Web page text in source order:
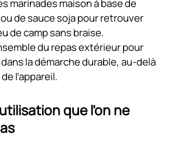
marinades maison à base de
de sauce soja pour retrouver
de camp sans braise.
du repas extérieur pour
la démarche durable, au-delà
l’appareil.
que l’on ne